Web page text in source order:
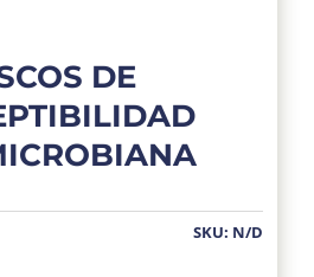
DE
SKU: N/D